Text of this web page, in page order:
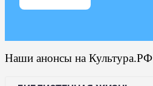
Наши анонсы на Культура.РФ